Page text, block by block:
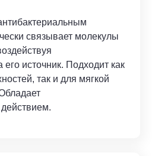
связывает молекулы
источник. Подходит как
так и для мягкой